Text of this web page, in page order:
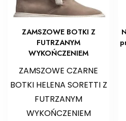
ZAMSZOWE BOTKI Z
FUTRZANYM
WYKOŃCZENIEM
ZAMSZOWE CZARNE
BOTKI HELENA SORETTI Z
FUTRZANYM
WYKOŃCZENIEM